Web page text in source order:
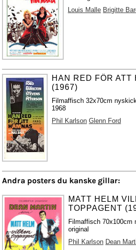
Louis Malle Brigitte
HAN RED FÖR ATT
(1967)
Filmaffisch 32x70cm
1968
Phil Karlson Glenn Ford
Andra posters du kanske gillar:
MATT HELM
TOPPAGENT
Filmaffisch 70x100cm
original
Phil Karlson Dean